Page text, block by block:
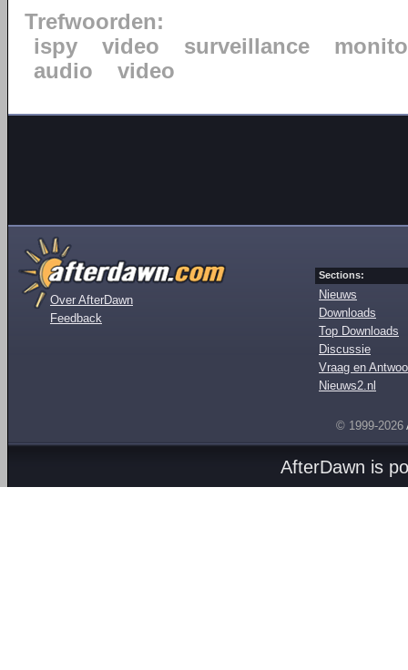
Trefwoorden:
ispy
video surveillance
audio
video
Over AfterDawn
Feedback
Sections:
Nieuws
Downloads
Top Downloads
Discussie
Vraag en
Nieuws2.nl
© 1999-2026
AfterDawn is